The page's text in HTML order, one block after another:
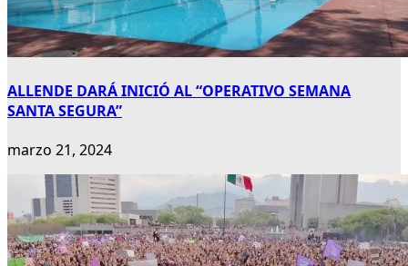
ALLENDE DARÁ INICIÓ AL “OPERATIVO SEMANA
SANTA SEGURA”
marzo 21, 2024